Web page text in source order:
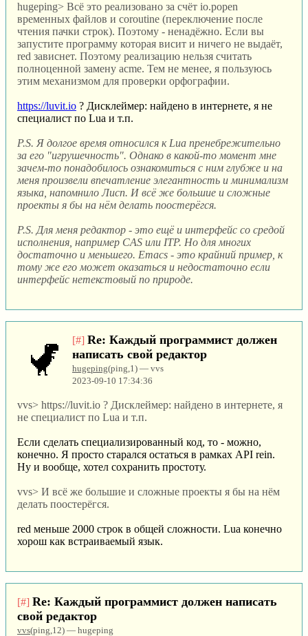
hugeping> Всё это реализовано за счёт io.popen
временных файлов и coroutine (переключение после
чтения пачки строк). Поэтому - ненадёжно. Если вы
запустите программу которая висит и ничего не выдаёт,
red зависнет. Поэтому реализацию нельзя считать
полноценной замену acme. Тем не менее, я пользуюсь
этим механизмом для проверки орфографии.
https://luvit.io ? Дисклеймер: найдено в интернете, я не
специалист по Lua и т.п.
P.S. Я долгое время относился к Lua пренебрежительно
за его "игрушечность". Однако в какой-то момент мне
зачем-то понадобилось ознакомиться с ним глубже и на
меня произвели впечатление элегантность и минимализм
языка, напомнило Лисп. И всё же большие и сложные
проекты я бы на нём делать поостерёгся.
P.S. Для меня редактор - это ещё и интерфейс со средой
исполнения, например CAS или ITP. Но для многих
достаточно и меньшего. Emacs - это крайний пример, к
тому же его может оказаться и недостаточно если
интерфейс нетекстовый по природе.
[#] Re: Каждый программист должен
написать свой редактор
hugeping(ping,1) — vvs
2023-09-10 17:34:36
vvs> https://luvit.io ? Дисклеймер: найдено в интернете, я
не специалист по Lua и т.п.
Если сделать специализированный код, то - можно,
конечно. Я просто старался остаться в рамках API rein.
Ну и вообще, хотел сохранить простоту.
vvs> И всё же большие и сложные проекты я бы на нём
делать поостерёгся.
red меньше 2000 строк в общей сложности. Lua конечно
хорош как встраиваемый язык.
[#] Re: Каждый программист должен написать
свой редактор
vvs(ping,12) — hugeping